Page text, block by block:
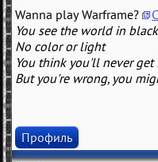
Wanna play Warframe?
You see the world in
No color or light
You think you'll never
But you're wrong, you
Профиль